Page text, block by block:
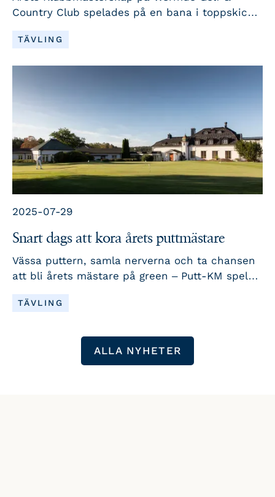
Country Club spelades på en bana i toppskick,
flaggplaceringar, snabba greener och kraftig
KM.
TÄVLING
LÄS MER
2025-07-29
Snart dags att kora årets puttmästare
Vässa puttern, samla nerverna och ta chansen
att bli årets mästare på green – Putt-KM spelas
16 augusti!
TÄVLING
LÄS MER
ALLA NYHETER